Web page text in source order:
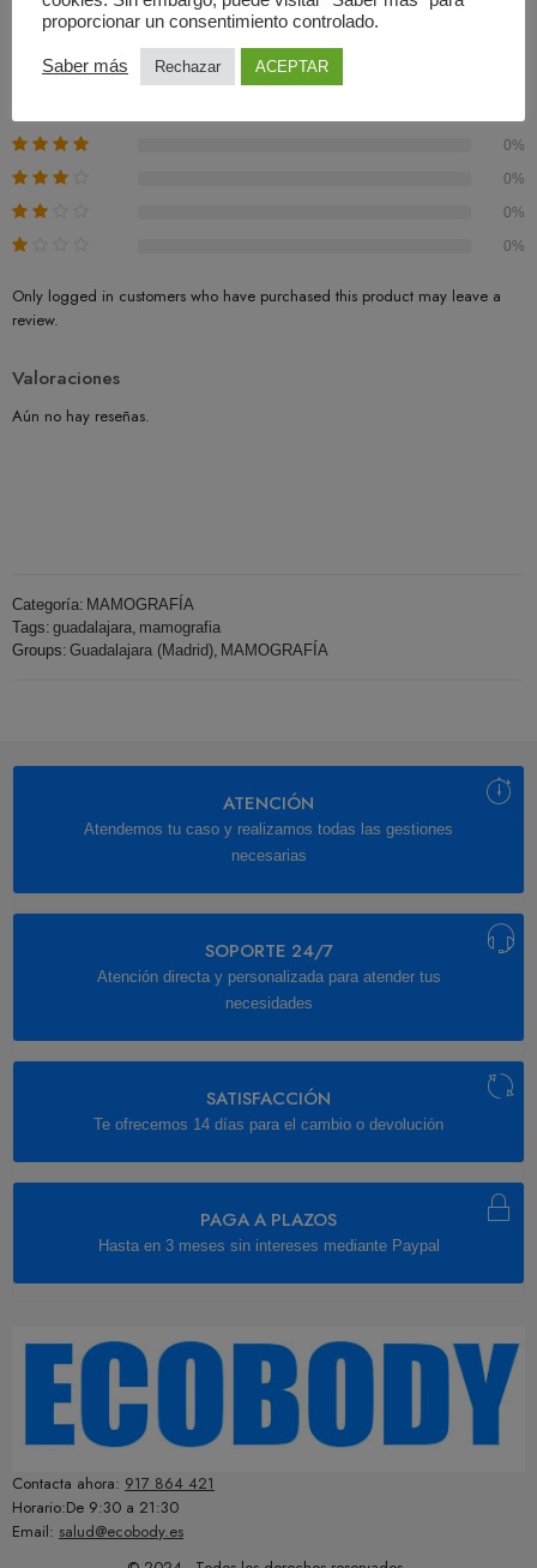
Basado En 0 Valoraciones
0.00Promedio
0%
0%
0%
0%
Only logged in customers who have purchased this product may leave a
review.
Valoraciones
Aún no hay reseñas.
Categoría: MAMOGRAFÍA
Tags: guadalajara mamografia
Groups: Guadalajara (Madrid) MAMOGRAFÍA
ATENCIÓN
Atendemos tu caso y realizamos todas las gestiones
necesarias
SOPORTE 24/7
Atención directa y personalizada para atender tus
necesidades
SATISFACCIÓN
Te ofrecemos 14 días para el cambio o devolución
PAGA A PLAZOS
Hasta en 3 meses sin intereses mediante Paypal
Contacta ahora: 917 864 421
Horario:De 9:30 a 21:30
Email: salud@ecobody.es
proporcionar un consentimiento controlado.
Saber más Rechazar ACEPTAR